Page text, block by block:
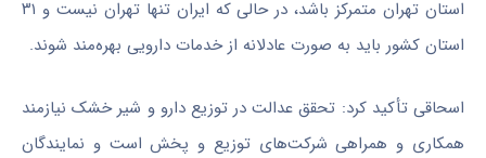
استان تهران متمرکز باشد، در حالی که ایران تنها تهران نیست و ۳۱
استان کشور باید به صورت عادلانه از خدمات دارویی بهره‌مند شوند.
اسحاقی تأکید کرد: تحقق عدالت در توزیع دارو و شیر خشک نیازمند
همکاری و همراهی شرکت‌های توزیع و پخش است و نمایندگان